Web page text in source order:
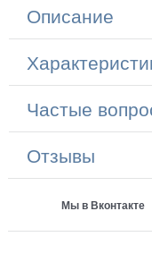
Описание
Частые
Отзывы
Мы в Вконтакте